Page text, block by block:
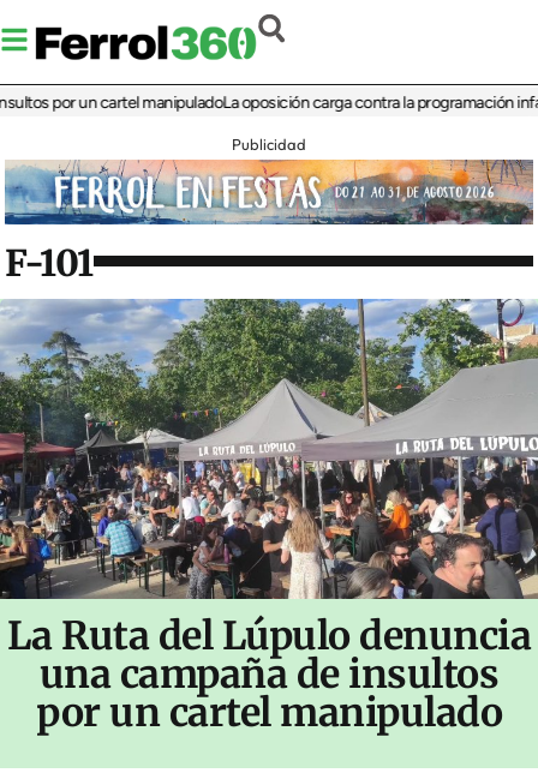
por un cartel manipuladoLa oposición carga contra la programación infantil
Publicidad
F-101
La Ruta del Lúpulo denuncia
una campaña de insultos
por un cartel manipulado